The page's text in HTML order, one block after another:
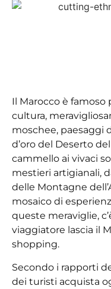
Il Marocco è famoso
cultura,
moschee, paesaggi
d’oro del Deserto
cammello ai vivaci
mestieri artigianali,
delle Montagne
mosaico di
queste meraviglie,
viaggiatore lascia il
shopping.
Secondo i rapporti
dei turisti acquista